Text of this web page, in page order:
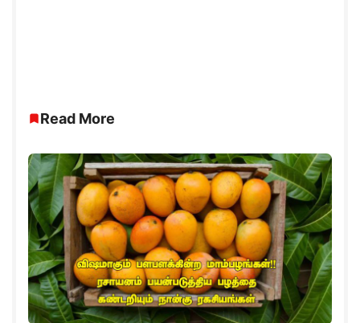
Read More